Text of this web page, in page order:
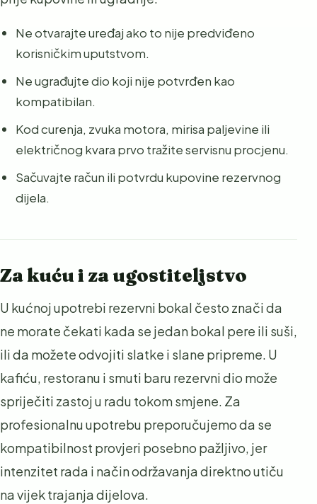
Ne otvarajte uređaj ako to nije predviđeno
korisničkim uputstvom.
Ne ugrađujte dio koji nije potvrđen kao
kompatibilan.
Kod curenja, zvuka motora, mirisa paljevine ili
električnog kvara prvo tražite servisnu procjenu.
Sačuvajte račun ili potvrdu kupovine rezervnog
dijela.
Za kuću i za ugostiteljstvo
U kućnoj upotrebi rezervni bokal često znači da
ne morate čekati kada se jedan bokal pere ili suši,
ili da možete odvojiti slatke i slane pripreme. U
kafiću, restoranu i smuti baru rezervni dio može
spriječiti zastoj u radu tokom smjene. Za
profesionalnu upotrebu preporučujemo da se
kompatibilnost provjeri posebno pažljivo, jer
intenzitet rada i način održavanja direktno utiču
na vijek trajanja dijelova.